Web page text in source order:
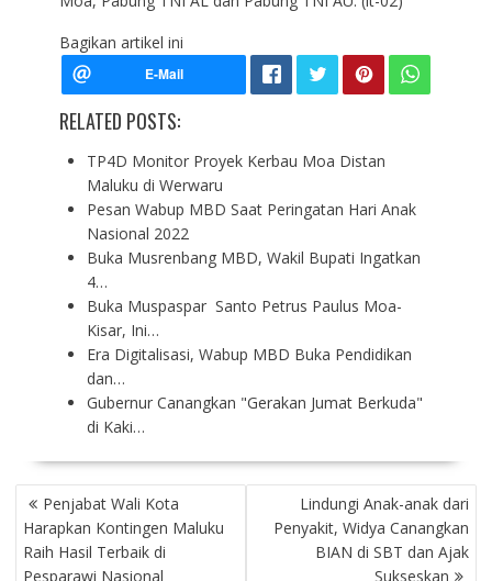
Bagikan artikel ini
RELATED POSTS:
TP4D Monitor Proyek Kerbau Moa Distan
Maluku di Werwaru
Pesan Wabup MBD Saat Peringatan Hari Anak
Nasional 2022
Buka Musrenbang MBD, Wakil Bupati Ingatkan
4…
Buka Muspaspar Santo Petrus Paulus Moa-
Kisar, Ini…
Era Digitalisasi, Wabup MBD Buka Pendidikan
dan…
Gubernur Canangkan "Gerakan Jumat Berkuda"
di Kaki…
P
O
S
T
Penjabat Wali Kota
Harapkan Kontingen Maluku
Raih Hasil Terbaik di
Pesparawi Nasional
Lindungi Anak-anak dari
Penyakit, Widya Canangkan
BIAN di SBT dan Ajak
Sukseskan